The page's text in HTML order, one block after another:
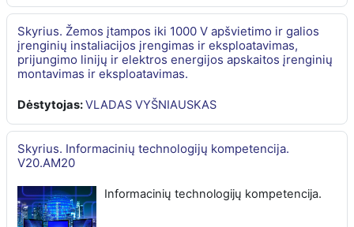
Skyrius. Žemos įtampos iki 1000 V apšvietimo ir galios
įrenginių instaliacijos įrengimas ir eksploatavimas,
prijungimo linijų ir elektros energijos apskaitos įrenginių
montavimas ir eksploatavimas.
Dėstytojas:VLADAS VYŠNIAUSKAS
Skyrius. Informacinių technologijų kompetencija.
V20.AM20
Informacinių technologijų kompetencija.